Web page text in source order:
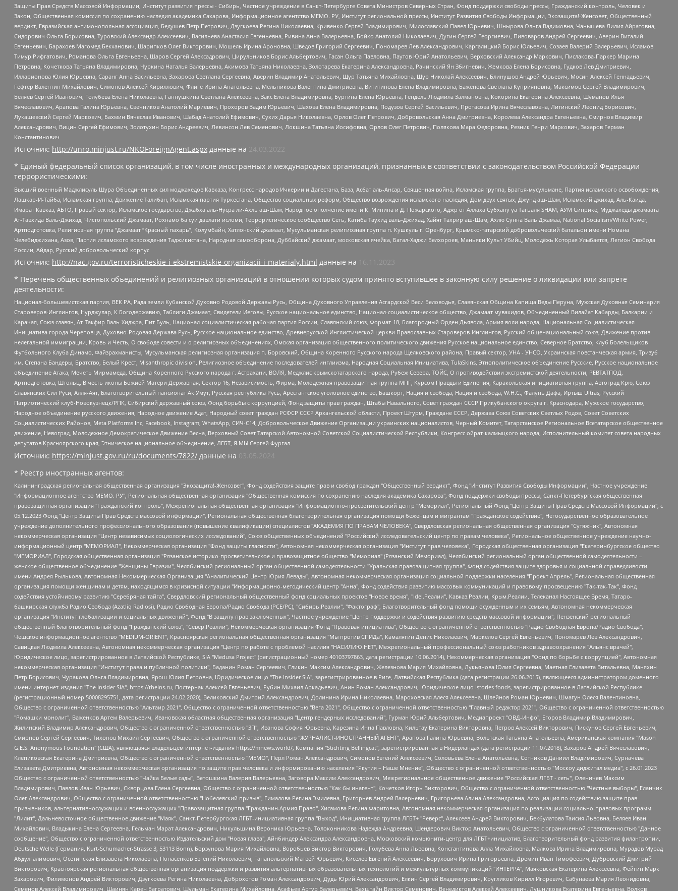
Защиты Прав Средств Массовой Информации, Институт развития прессы - Сибирь, Частное учреждение в Санкт-Петербурге Совета Министров Северных Стран, Фонд поддержки свободы прессы, Гражданский контроль, Человек и
Закон, Общественная комиссия по сохранению наследия академика Сахарова, Информационное агентство МЕМО. РУ, Институт региональной прессы, Институт Развития Свободы Информации, Экозащита!-Женсовет, Общественный
вердикт, Евразийская антимонопольная ассоциация, Бедушев Петр Петрович, Дзугкоева Регина Николаевна, Кривенко Сергей Владимирович, Милославский Павел Юрьевич, Шнырова Ольга Вадимовна, Чанышева Лилия Айратовна,
Сидорович Ольга Борисовна, Туровский Александр Алексеевич, Васильева Анастасия Евгеньевна, Ривина Анна Валерьевна, Бойко Анатолий Николаевич, Дугин Сергей Георгиевич, Пивоваров Андрей Сергеевич, Аверин Виталий
Евгеньевич, Барахоев Магомед Бекханович, Шарипков Олег Викторович, Мошель Ирина Ароновна, Шведов Григорий Сергеевич, Пономарев Лев Александрович, Каргалицкий Борис Юльевич, Созаев Валерий Валерьевич, Исламов
Тимур Рифгатович, Романова Ольга Евгеньевна, Щаров Сергей Алексадрович, Цирульников Борис Альбертович, Гасан Ольга Павловна, Паутов Юрий Анатольевич, Верховский Александр Маркович, Пислакова-Паркер Марина
Петровна, Кочеткова Татьяна Владимировна, Чуркина Наталья Валерьевна, Акимова Татьяна Николаевна, Золотарева Екатерина Александровна, Рачинский Ян Збигневич, Жемкова Елена Борисовна, Гудков Лев Дмитриевич,
Илларионова Юлия Юрьевна, Саранг Анна Васильевна, Захарова Светлана Сергеевна, Аверин Владимир Анатольевич, Щур Татьяна Михайловна, Щур Николай Алексеевич, Блинушов Андрей Юрьевич, Мосин Алексей Геннадьевич,
Гефтер Валентин Михайлович, Симонов Алексей Кириллович, Флиге Ирина Анатольевна, Мельникова Валентина Дмитриевна, Вититинова Елена Владимировна, Баженова Светлана Куприяновна, Максимов Сергей Владимирович,
Беляев Сергей Иванович, Голубева Елена Николаевна, Ганнушкина Светлана Алексеевна, Закс Елена Владимировна, Буртина Елена Юрьевна, Гендель Людмила Залмановна, Кокорина Екатерина Алексеевна, Шуманов Илья
Вячеславович, Арапова Галина Юрьевна, Свечников Анатолий Мариевич, Прохоров Вадим Юрьевич, Шахова Елена Владимировна, Подузов Сергей Васильевич, Протасова Ирина Вячеславовна, Литинский Леонид Борисович,
Лукашевский Сергей Маркович, Бахмин Вячеслав Иванович, Шабад Анатолий Ефимович, Сухих Дарья Николаевна, Орлов Олег Петрович, Добровольская Анна Дмитриевна, Королева Александра Евгеньевна, Смирнов Владимир
Александрович, Вицин Сергей Ефимович, Золотухин Борис Андреевич, Левинсон Лев Семенович, Локшина Татьяна Иосифовна, Орлов Олег Петрович, Полякова Мара Федоровна, Резник Генри Маркович, Захаров Герман
Константинович
Источник: http://unro.minjust.ru/NKOForeignAgent.aspx данные на 24.03.2022
* Единый федеральный список организаций, в том числе иностранных и международных организаций, признанных в соответствии с законодательством Российской Федерации
террористическими:
Высший военный Маджлисуль Шура Объединенных сил моджахедов Кавказа, Конгресс народов Ичкерии и Дагестана, База, Асбат аль-Ансар, Священная война, Исламская группа, Братья-мусульмане, Партия исламского освобождения,
Лашкар-И-Тайба, Исламская группа, Движение Талибан, Исламская партия Туркестана, Общество социальных реформ, Общество возрождения исламского наследия, Дом двух святых, Джунд аш-Шам, Исламский джихад, Аль-Каида,
Имарат Кавказ, АБТО, Правый сектор, Исламское государство, Джабха аль-Нусра ли-Ахль аш-Шам, Народное ополчение имени К. Минина и Д. Пожарского, Аджр от Аллаха Субхану уа Тагьаля SHAM, АУМ Синрике, Муджахеды джамаата
Ат-Тавхида Валь-Джихад, Чистопольский Джамаат, Рохнамо ба суи давлати исломи, Террористическое сообщество Сеть, Катиба Таухид валь-Джихад, Хайят Тахрир аш-Шам, Ахлю Сунна Валь Джамаа, National Socialism/White Power,
Артподготовка, Религиозная группа “Джамаат “Красный пахарь”, Колумбайн, Хатлонский джамаат, Мусульманская религиозная группа п. Кушкуль г. Оренбург, Крымско-татарский добровольческий батальон имени Номана
Челебиджихана, Азов, Партия исламского возрождения Таджикистана, Народная самооборона, Дуббайский джамаат, московская ячейка, Батал-Хаджи Белхороев, Маньяки Культ Убийц, Молодёжь Которая Улыбается, Легион Свобода
России, Айдар, Русский добровольческий корпус
Источник: http://nac.gov.ru/terroristicheskie-i-ekstremistskie-organizacii-i-materialy.html данные на
16.11.2023
* Перечень общественных объединений и религиозных организаций в отношении которых судом принято вступившее в законную силу решение о ликвидации или запрете
деятельности:
Национал-большевистская партия, ВЕК РА, Рада земли Кубанской Духовно Родовой Державы Русь, Община Духовного Управления Асгардской Веси Беловодья, Славянская Община Капища Веды Перуна, Мужская Духовная Семинария
Староверов-Инглингов, Нурджулар, К Богодержавию, Таблиги Джамаат, Свидетели Иеговы, Русское национальное единство, Национал-социалистическое общество, Джамаат мувахидов, Объединенный Вилайат Кабарды, Балкарии и
Карачая, Союз славян, Ат-Такфир Валь-Хиджра, Пит Буль, Национал-социалистическая рабочая партия России, Славянский союз, Формат-18, Благородный Орден Дьявола, Армия воли народа, Национальная Социалистическая
Инициатива города Череповца, Духовно-Родовая Держава Русь, Русское национальное единство, Древнерусской Инглистической церкви Православных Староверов-Инглингов, Русский общенациональный союз, Движение против
нелегальной иммиграции, Кровь и Честь, О свободе совести и о религиозных объединениях, Омская организация общественного политического движения Русское национальное единство, Северное Братство, Клуб Болельщиков
Футбольного Клуба Динамо, Файзрахманисты, Мусульманская религиозная организация п. Боровский, Община Коренного Русского народа Щелковского района, Правый сектор, УНА - УНСО, Украинская повстанческая армия, Тризуб
им. Степана Бандеры, Братство, Белый Крест, Misanthropic division, Религиозное объединение последователей инглиизма, Народная Социальная Инициатива, TulaSkins, Этнополитическое объединение Русские, Русское национальное
объединение Атака, Мечеть Мирмамеда, Община Коренного Русского народа г. Астрахани, ВОЛЯ, Меджлис крымскотатарского народа, Рубеж Севера, ТОЙС, О противодействии экстремистской деятельности, РЕВТАТПОД,
Артподготовка, Штольц, В честь иконы Божией Матери Державная, Сектор 16, Независимость, Фирма, Молодежная правозащитная группа МПГ, Курсом Правды и Единения, Каракольская инициативная группа, Автоград Крю, Союз
Славянских Сил Руси, Алля-Аят, Благотворительный пансионат Ак Умут, Русская республика Русь, Арестантское уголовное единство, Башкорт, Нация и свобода, Нация и свобода, W.H.С., Фалунь Дафа, Иртыш Ultras, Русский
Патриотический клуб-Новокузнецк/РПК, Сибирский державный союз, Фонд борьбы с коррупцией, Фонд защиты прав граждан, Штабы Навального, Совет граждан СССР Прикубанского округа г. Краснодара, Мужское государство,
Народное объединение русского движения, Народное движение Адат, Народный совет граждан РСФСР СССР Архангельской области, Проект Штурм, Граждане СССР, Держава Союз Советских Светлых Родов, Совет Советских
Социалистических Районов, Meta Platforms Inc, Facebook, Instagram, WhatsApp, СИЧ-С14, Добровольческое Движение Организации украинских националистов, Черный Комитет, Татарстанское Региональное Всетатарское общественное
движение, Невоград, Молодежное Демократическое Движение Весна, Верховный Совет Татарской Автономной Советской Социалистической Республики, Конгресс ойрат-калмыцкого народа, Исполнительный комитет совета народных
депутатов Красноярского края, Этническое национальное объединение, ЛГБТ, Я.МЫ Сергей Фургал
Источник: https://minjust.gov.ru/ru/documents/7822/ данные на 03.05.2024
* Реестр иностранных агентов:
Калининградская региональная общественная организация "Экозащита!-Женсовет", Фонд содействия защите прав и свобод граждан "Общественный вердикт", Фонд "Институт Развития Свободы Информации", Частное учреждение "Информационное агентство МЕМО. РУ", Региональная общественная организация "Общественная комиссия по сохранению наследия академика Сахарова", Фонд поддержки свободы прессы, Санкт-Петербургская общественная правозащитная организация "Гражданский контроль", Межрегиональная общественная организация "Информационно-просветительский центр "Мемориал", Региональный Фонд "Центр Защиты Прав Средств Массовой Информации", с 05.12.2023 Фонд "Центр Защиты Прав Средств массовой информации", Региональная общественная благотворительная организация помощи беженцам и мигрантам "Гражданское содействие", Негосударственное образовательное учреждение дополнительного профессионального образования (повышение квалификации) специалистов "АКАДЕМИЯ ПО ПРАВАМ ЧЕЛОВЕКА", Свердловская региональная общественная организация "Сутяжник", Автономная некоммерческая организация "Центр независимых социологических исследований", Союз общественных объединений "Российский исследовательский центр по правам человека", Региональное общественное учреждение научно-информационный центр "МЕМОРИАЛ", Некоммерческая организация "Фонд защиты гласности", Автономная некоммерческая организация "Институт прав человека", Городская общественная организация "Екатеринбургское общество "МЕМОРИАЛ", Городская общественная организация "Рязанское историко-просветительское и правозащитное общество "Мемориал" (Рязанский Мемориал), Челябинский региональный орган общественной самодеятельности – женское общественное объединение "Женщины Евразии", Челябинский региональный орган общественной самодеятельности "Уральская правозащитная группа", Фонд содействия защите здоровья и социальной справедливости имени Андрея Рылькова, Автономная Некоммерческая Организация "Аналитический Центр Юрия Левады", Автономная некоммерческая организация социальной поддержки населения "Проект Апрель", Региональная общественная организация помощи женщинам и детям, находящимся в кризисной ситуации "Информационно-методический центр "Анна", Фонд содействия развитию массовых коммуникаций и правовому просвещению "Так-так-Так", Фонд содействия устойчивому развитию "Серебряная тайга", Свердловский региональный общественный фонд социальных проектов "Новое время", "Idel.Реалии", Кавказ.Реалии, Крым.Реалии, Телеканал Настоящее Время, Татаро-башкирская служба Радио Свобода (Azatliq Radiosi), Радио Свободная Европа/Радио Свобода (PCE/PC), "Сибирь.Реалии", "Фактограф", Благотворительный фонд помощи осужденным и их семьям, Автономная некоммерческая организация "Институт глобализации и социальных движений", Фонд "В защиту прав заключенных", Частное учреждение "Центр поддержки и содействия развитию средств массовой информации", Пензенский региональный общественный благотворительный фонд "Гражданский союз", "Север.Реалии", Некоммерческая организация Фонд "Правовая инициатива", Общество с ограниченной ответственностью "Радио Свободная Европа/Радио Свобода", Чешское информационное агентство "MEDIUM-ORIENT", Красноярская региональная общественная организация "Мы против СПИДа", Камалягин Денис Николаевич, Маркелов Сергей Евгеньевич, Пономарев Лев Александрович, Савицкая Людмила Алексеевна, Автономная некоммерческая организация "Центр по работе с проблемой насилия "НАСИЛИЮ.НЕТ", Межрегиональный профессиональный союз работников здравоохранения "Альянс врачей", Юридическое лицо, зарегистрированное в Латвийской Республике, SIA "Medusa Project" (регистрационный номер 40103797863, дата регистрации 10.06.2014), Некоммерческая организация "Фонд по борьбе с коррупцией", Автономная некоммерческая организация "Институт права и публичной политики", Баданин Роман Сергеевич, Гликин Максим Александрович, Железнова Мария Михайловна, Лукьянова Юлия Сергеевна, Маетная Елизавета Витальевна, Маняхин Петр Борисович, Чуракова Ольга Владимировна, Ярош Юлия Петровна, Юридическое лицо "The Insider SIA", зарегистрированное в Риге, Латвийская Республика (дата регистрации 26.06.2015), являющееся администратором доменного имени интернет-издания "The Insider SIA", https://theins.ru, Постернак Алексей Евгеньевич, Рубин Михаил Аркадьевич, Анин Роман Александрович, Юридическое лицо Istories fonds, зарегистрированное в Латвийской Республике (регистрационный номер 50008295751, дата регистрации 24.02.2020), Великовский Дмитрий Александрович, Долинина Ирина Николаевна, Мароховская Алеся Алексеевна, Шлейнов Роман Юрьевич, Шмагун Олеся Валентиновна, Общество с ограниченной ответственностью "Альтаир 2021", Общество с ограниченной ответственностью "Вега 2021", Общество с ограниченной ответственностью "Главный редактор 2021", Общество с ограниченной ответственностью "Ромашки монолит", Важенков Артем Валерьевич, Ивановская областная общественная организация "Центр гендерных исследований", Гурман Юрий Альбертович, Медиапроект "ОВД-Инфо", Егоров Владимир Владимирович, Жилинский Владимир Александрович, Общество с ограниченной ответственностью "ЗП", Иванова София Юрьевна, Карезина Инна Павловна, Кильтау Екатерина Викторовна, Петров Алексей Викторович, Пискунов Сергей Евгеньевич, Смирнов Сергей Сергеевич, Тихонов Михаил Сергеевич, Общество с ограниченной ответственностью "ЖУРНАЛИСТ-ИНОСТРАННЫЙ АГЕНТ", Арапова Галина Юрьевна, Вольтская Татьяна Анатольевна, Американская компания "Mason G.E.S. Anonymous Foundation" (США), являющаяся владельцем интернет-издания https://mnews.world/, Компания "Stichting Bellingcat", зарегистрированная в Нидерландах (дата регистрации 11.07.2018), Захаров Андрей Вячеславович, Клепиковская Екатерина Дмитриевна, Общество с ограниченной ответственностью "МЕМО", Перл Роман Александрович, Симонов Евгений Алексеевич, Соловьева Елена Анатольевна, Сотников Даниил Владимирович, Сурначева Елизавета Дмитриевна, Автономная некоммерческая организация по защите прав человека и информированию населения "Якутия – Наше Мнение", Общество с ограниченной ответственностью "Москоу диджитал медиа", с 26.01.2023 Общество с ограниченной ответственностью "Чайка Белые сады", Ветошкина Валерия Валерьевна, Заговора Максим Александрович, Межрегиональное общественное движение "Российская ЛГБТ - сеть", Оленичев Максим Владимирович, Павлов Иван Юрьевич, Скворцова Елена Сергеевна, Общество с ограниченной ответственностью "Как бы инагент", Кочетков Игорь Викторович, Общество с ограниченной ответственностью "Честные выборы", Еланчик Олег Александрович, Общество с ограниченной ответственностью "Нобелевский призыв", Гималова Регина Эмилевна, Григорьев Андрей Валерьевич, Григорьева Алина Александровна, Ассоциация по содействию защите прав призывников, альтернативнослужащих и военнослужащих "Правозащитная группа "Гражданин.Армия.Право", Хисамова Регина Фаритовна, Автономная некоммерческая организация по реализации социально-правовых программ "Лилит", Дальневосточное общественное движение "Маяк", Санкт-Петербургская ЛГБТ-инициативная группа "Выход", Инициативная группа ЛГБТ+ "Реверс", Алексеев Андрей Викторович, Бекбулатова Таисия Львовна, Беляев Иван Михайлович, Владыкина Елена Сергеевна, Гельман Марат Александрович, Никульшина Вероника Юрьевна, Толоконникова Надежда Андреевна, Шендерович Виктор Анатольевич, Общество с ограниченной ответственностью "Данное сообщение", Общество с ограниченной ответственностью Издательский дом "Новая глава", Айнбиндер Александра Александровна, Московский комьюнити-центр для ЛГБТ+инициатив, Благотворительный фонд развития филантропии, Deutsche Welle (Германия, Kurt-Schumacher-Strasse 3, 53113 Bonn), Борзунова Мария Михайловна, Воробьев Виктор Викторович, Голубева Анна Львовна, Константинова Алла Михайловна, Малкова Ирина Владимировна, Мурадов Мурад Абдулгалимович, Осетинская Елизавета Николаевна, Понасенков Евгений Николаевич, Ганапольский Матвей Юрьевич, Киселев Евгений Алексеевич, Борухович Ирина Григорьевна, Дремин Иван Тимофеевич, Дубровский Дмитрий Викторович, Красноярская региональная общественная организация поддержки и развития альтернативных образовательных технологий и межкультурных коммуникаций "ИНТЕРРА", Маяковская Екатерина Алексеевна, Фейгин Марк Захарович, Филимонов Андрей Викторович, Дзугкоева Регина Николаевна, Доброхотов Роман Александрович, Дудь Юрий Александрович, Елкин Сергей Владимирович, Кругликов Кирилл Игоревич, Сабунаева Мария Леонидовна, Семенов Алексей Владимирович, Шаинян Карен Багратович, Шульман Екатерина Михайловна, Асафьев Артур Валерьевич, Вахштайн Виктор Семенович, Венедиктов Алексей Алексеевич, Лушникова Екатерина Евгеньевна, Волков Леонид Михайлович, Невзоров Александр Глебович, Пархоменко Сергей Борисович, Сироткин Ярослав Николаевич, Кара-Мурза Владимир Владимирович, Баранова Наталья Владимировна, Гозман Леонид Яковлевич, Кагарлицкий Борис Юльевич, Климарев Михаил Валерьевич, Милов Владимир Станиславович, Автономная некоммерческая организация Краснодарский центр современного искусства "Типография", Моргенштерн Алишер Тагирович, Соболь Любовь Эдуардовна, Общество с ограниченной ответственностью "ЛИЗА НОРМ", Каспаров Гарри Кимович, Ходорковский Михаил Борисович, Общество с ограниченной ответственностью "Апрельские тезисы", Данилович Ирина Брониславовна, Кашин Олег Владимирович, Петров Николай Владимирович, Пивоваров Алексей Владимирович, Соколов Михаил Владимирович, Цветкова Юлия Владимировна, Чичваркин Евгений Александрович, Комитет против пыток/Команда против пыток, Общество с ограниченной ответственностью "Первый научный", Общество с ограниченной ответственностью "Вертолет и ко", Белоцерковская Вероника Борисовна, Кац Максим Евгеньевич, Лазарева Татьяна Юрьевна, Шаведдинов Руслан Табризович, Яшин Илья Валерьевич, Общество с ограниченной ответственностью "Иноагент ААВ", Алешковский Дмитрий Петрович, Альбац Евгения Марковна, Быков Дмитрий Львович, Галямина Юлия Евгеньевна, Лойко Сергей Леонидович, Мартынов Кирилл Константинович, Медведев Сергей Александрович, Крашенинников Федор Геннадиевич, Гордеева Катерина Вл